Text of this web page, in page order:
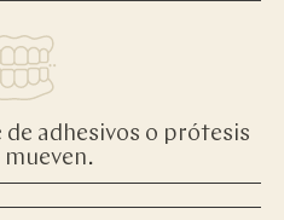
adhesivos o prótesis
mueven.